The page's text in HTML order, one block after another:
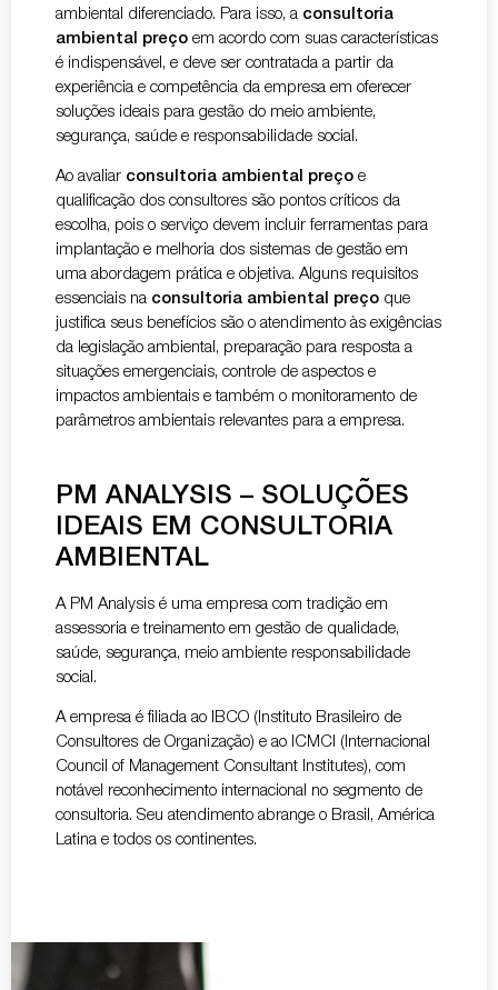
ambiental diferenciado. Para isso, a consultoria
ambiental preço em acordo com suas características
é indispensável, e deve ser contratada a partir da
experiência e competência da empresa em oferecer
soluções ideais para gestão do meio ambiente,
segurança, saúde e responsabilidade social.
Ao avaliar consultoria ambiental preço e
qualificação dos consultores são pontos críticos da
escolha, pois o serviço devem incluir ferramentas para
implantação e melhoria dos sistemas de gestão em
uma abordagem prática e objetiva. Alguns requisitos
essenciais na consultoria ambiental preço que
justifica seus benefícios são o atendimento às exigências
da legislação ambiental, preparação para resposta a
situações emergenciais, controle de aspectos e
impactos ambientais e também o monitoramento de
parâmetros ambientais relevantes para a empresa.
PM ANALYSIS – SOLUÇÕES
IDEAIS EM CONSULTORIA
AMBIENTAL
A PM Analysis é uma empresa com tradição em
assessoria e treinamento em gestão de qualidade,
saúde, segurança, meio ambiente responsabilidade
social.
A empresa é filiada ao IBCO (Instituto Brasileiro de
Consultores de Organização) e ao ICMCI (Internacional
Council of Management Consultant Institutes), com
notável reconhecimento internacional no segmento de
consultoria. Seu atendimento abrange o Brasil, América
Latina e todos os continentes.